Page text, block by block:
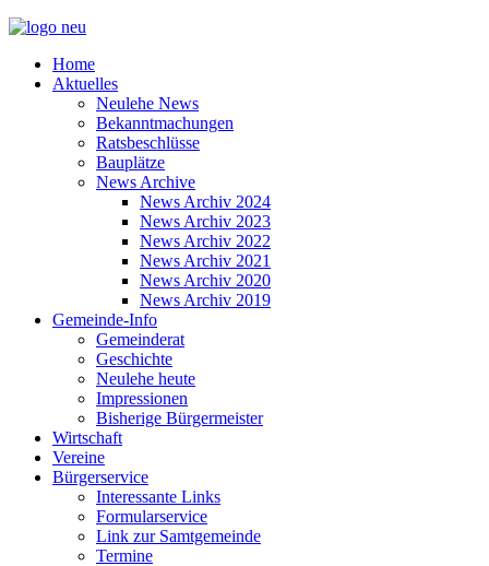
Home
Aktuelles
Neulehe News
Bekanntmachungen
Ratsbeschlüsse
Bauplätze
News Archive
News Archiv 2024
News Archiv 2023
News Archiv 2022
News Archiv 2021
News Archiv 2020
News Archiv 2019
Gemeinde-Info
Gemeinderat
Geschichte
Neulehe heute
Impressionen
Bisherige Bürgermeister
Wirtschaft
Vereine
Bürgerservice
Interessante Links
Formularservice
Link zur Samtgemeinde
Termine